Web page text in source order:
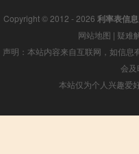
Copyright © 2012 - 2026 利率表信
网站地图 | 疑难
声明：本站内容来自互联网，如信
会
本站仅为个人兴趣爱